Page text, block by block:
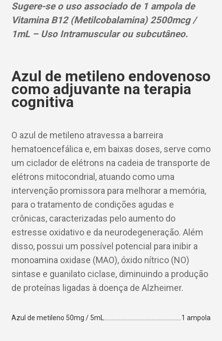
Sugere-se o uso associado de 1 ampola de
Vitamina B12 (Metilcobalamina) 2500mcg /
1mL – Uso Intramuscular ou subcutâneo.
Azul de metileno endovenoso
como adjuvante na terapia
cognitiva
O azul de metileno atravessa a barreira
hematoencefálica e, em baixas doses, serve como
um ciclador de elétrons na cadeia de transporte de
elétrons mitocondrial, atuando como uma
intervenção promissora para melhorar a memória,
para o tratamento de condições agudas e
crônicas, caracterizadas pelo aumento do
estresse oxidativo e da neurodegeneração. Além
disso, possui um possível potencial para inibir a
monoamina oxidase (MAO), óxido nítrico (NO)
sintase e guanilato ciclase, diminuindo a produção
de proteínas ligadas à doença de Alzheimer.
Azul de metileno 50mg / 5mL 1 ampola